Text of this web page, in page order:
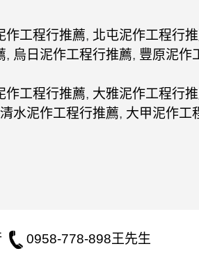
作工程行推薦, 北屯泥作工程行
, 烏日泥作工程行推薦, 豐原泥作
作工程行推薦, 大雅泥作工程行
清水泥作工程行推薦, 大甲泥作工
0958-778-898王先生